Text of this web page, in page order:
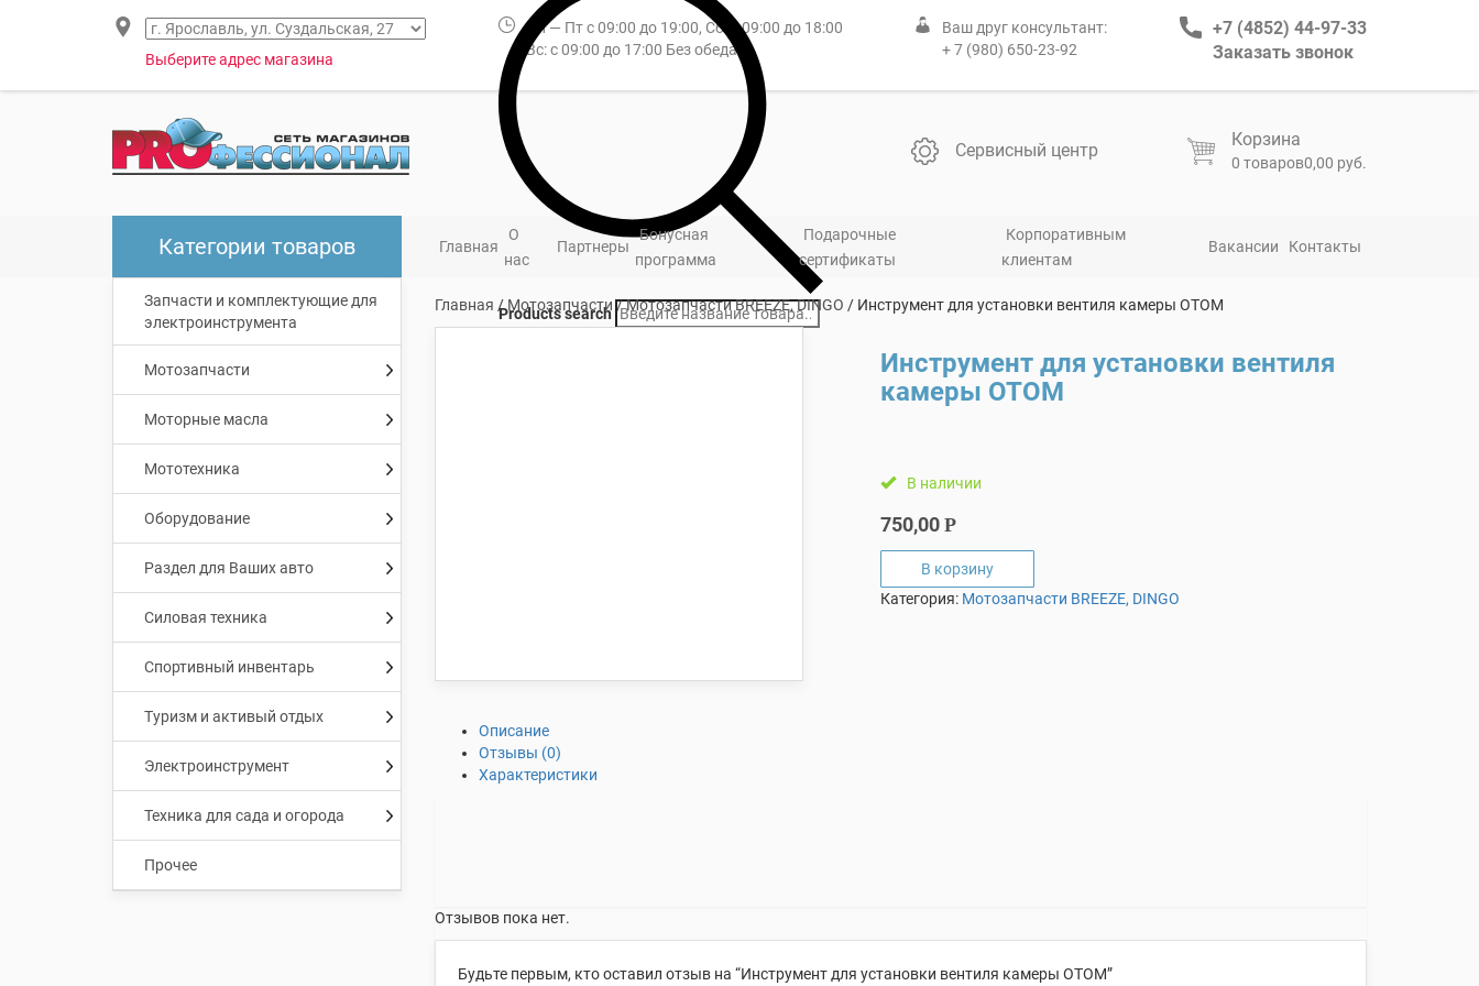
Выберите адрес магазина
Пн — Пт с 09:00 до 19:00, Сб: с 09:00 до 18:00
Вс: с 09:00 до 17:00 Без обеда
Ваш друг консультант:
+ 7 (980) 650-23-92
+7 (4852) 44-97-33
Заказать звонок
Products search
Сервисный центр
Корзина
0 товаров0,00 руб.
Главная
О
нас
Партнеры
Бонусная
программа
Подарочные
сертификаты
Корпоративным
клиентам
Вакансии Контакты
Категории товаров
Запчасти и комплектующие для
электроинструмента
Мотозапчасти
Моторные масла
Мототехника
Оборудование
Раздел для Ваших авто
Силовая техника
Спортивный инвентарь
Туризм и активый отдых
Электроинструмент
Техника для сада и огорода
Прочее
Главная /Мотозапчасти/Мотозапчасти BREEZE, DINGO / Инструмент для установки вентиля камеры OTOM
Инструмент для установки вентиля
камеры OTOM
В наличии
750,00Р
В корзину
Категория: Мотозапчасти BREEZE, DINGO
Описание
Отзывы (0)
Характеристики
Отзывов пока нет.
Будьте первым, кто оставил отзыв на “Инструмент для установки вентиля камеры OTOM”